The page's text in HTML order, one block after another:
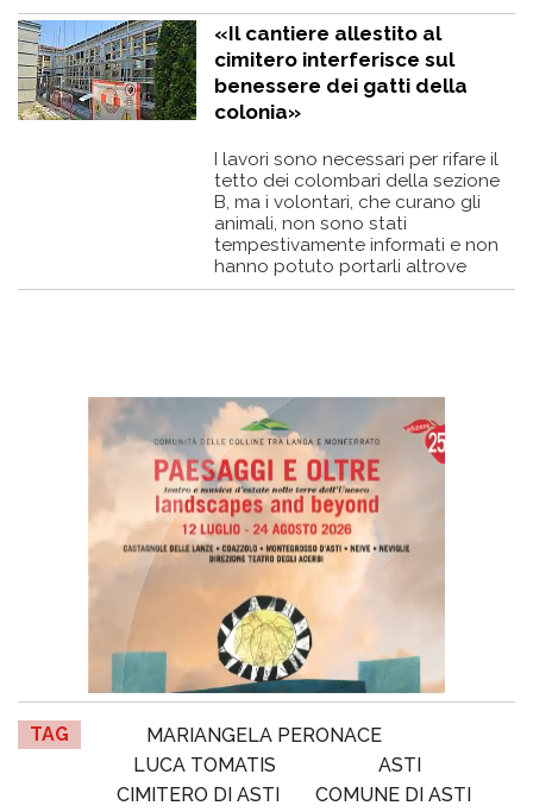
«Il cantiere allestito al
cimitero interferisce sul
benessere dei gatti della
colonia»
I lavori sono necessari per rifare il
tetto dei colombari della sezione
B, ma i volontari, che curano gli
animali, non sono stati
tempestivamente informati e non
hanno potuto portarli altrove
TAG
MARIANGELA PERONACE
LUCA TOMATIS
ASTI
CIMITERO DI ASTI
COMUNE DI ASTI